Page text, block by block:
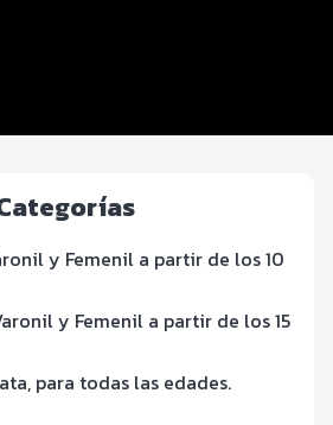
y Femenil a partir de los 10
y Femenil a partir de los 15
para todas las edades.